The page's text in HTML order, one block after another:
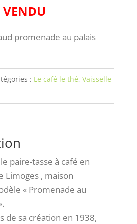
VENDU
promenade au palais
: Le café le thé, Vaisselle
paire-tasse à café en
Limoges , maison
« Promenade au
de sa création en 1938,